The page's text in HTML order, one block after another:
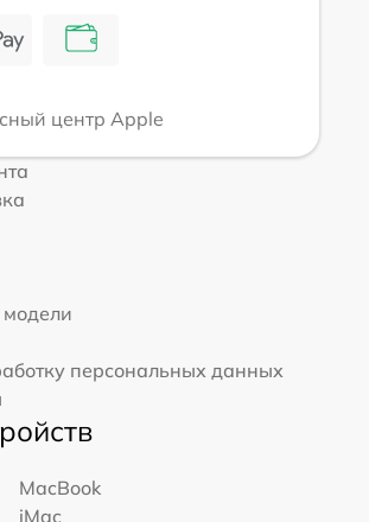
центр Apple
персональных данных
MacBook
iMac